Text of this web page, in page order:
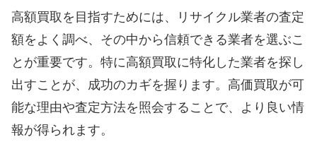
高額買取を目指すためには、リサイクル業者の査定
額をよく調べ、その中から信頼できる業者を選ぶこ
とが重要です。特に高額買取に特化した業者を探し
出すことが、成功のカギを握ります。高価買取が可
能な理由や査定方法を照会することで、より良い情
報が得られます。